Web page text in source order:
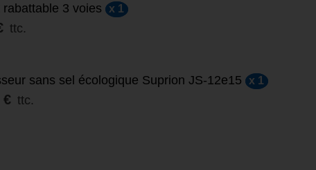
rabattable 3 voies x 1
ttc.
sans sel écologique Suprion JS-12e15 x 1
€ ttc.